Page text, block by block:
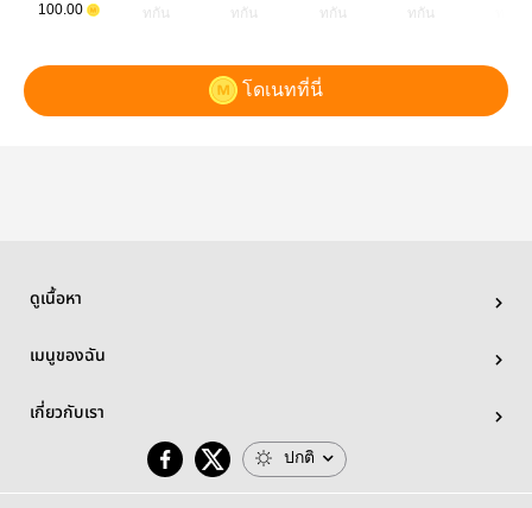
100.00
ทกัน
ทกัน
ทกัน
ทกัน
โดเนทที่นี่
ดูเนื้อหา
เมนูของฉัน
เกี่ยวกับเรา
ปกติ